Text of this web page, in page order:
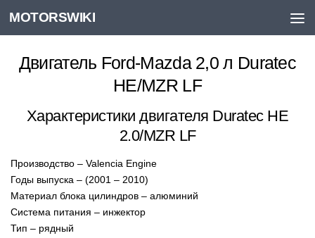
Skip to content
MOTORSWIKI
Двигатель Ford-Mazda 2,0 л Duratec
HE/MZR LF
Характеристики двигателя Duratec HE
2.0/MZR LF
Производство – Valencia Engine
Годы выпуска – (2001 – 2010)
Материал блока цилиндров – алюминий
Система питания – инжектор
Тип – рядный